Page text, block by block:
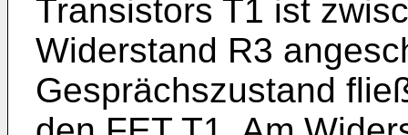
Transistors T1 ist
Widerstand R3
Gesprächszustand